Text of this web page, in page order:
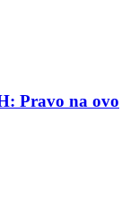
Pravo na ovo